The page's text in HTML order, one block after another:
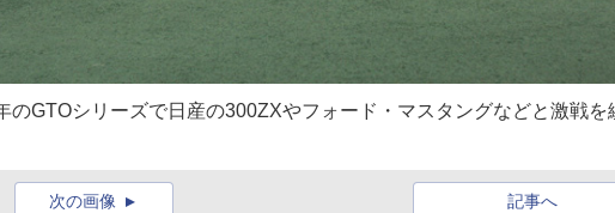
のGTOシリーズで日産の300ZXやフォード・マスタングなどと激戦を
記事へ
次の画像